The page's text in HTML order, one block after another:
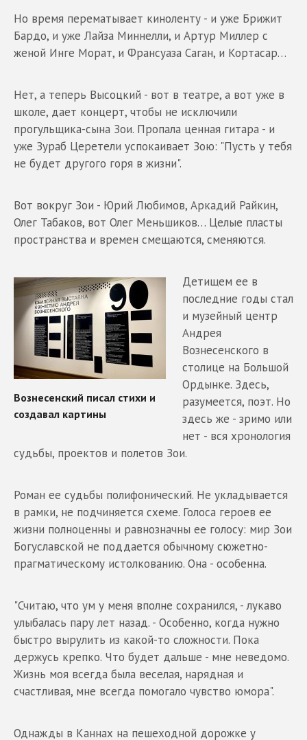
Но время перематывает киноленту - и уже Брижит
Бардо, и уже Лайза Миннелли, и Артур Миллер с
женой Инге Морат, и Франсуаза Саган, и Кортасар…
Нет, а теперь Высоцкий - вот в театре, а вот уже в
школе, дает концерт, чтобы не исключили
прогульщика-сына Зои. Пропала ценная гитара - и
уже Зураб Церетели успокаивает Зою: "Пусть у тебя
не будет другого горя в жизни".
Вот вокруг Зои - Юрий Любимов, Аркадий Райкин,
Олег Табаков, вот Олег Меньшиков… Целые пласты
пространства и времен смещаются, сменяются.
Детищем ее в
последние годы стал
и музейный центр
Андрея
Вознесенского в
столице на Большой
Ордынке. Здесь,
разумеется, поэт. Но
здесь же - зримо или
нет - вся хронология
судьбы, проектов и полетов Зои.
Роман ее судьбы полифонический. Не укладывается
в рамки, не подчиняется схеме. Голоса героев ее
жизни полноценны и равнозначны ее голосу: мир Зои
Богуславской не поддается обычному сюжетно-
прагматическому истолкованию. Она - особенна.
"Считаю, что ум у меня вполне сохранился, - лукаво
улыбалась пару лет назад. - Особенно, когда нужно
быстро вырулить из какой-то сложности. Пока
держусь крепко. Что будет дальше - мне неведомо.
Жизнь моя всегда была веселая, нарядная и
счастливая, мне всегда помогало чувство юмора".
Однажды в Каннах на пешеходной дорожке у